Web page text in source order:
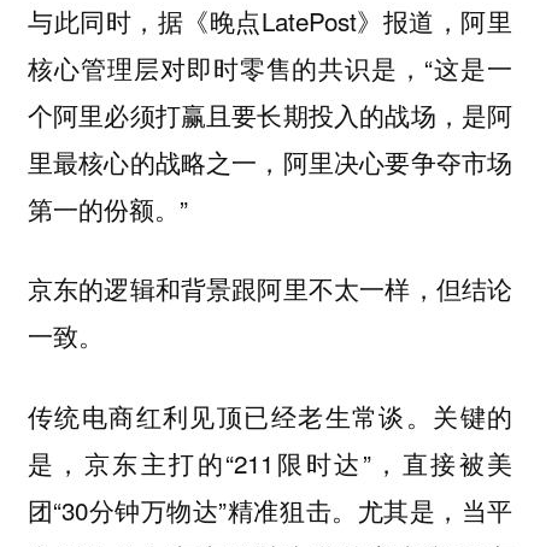
与此同时，据《晚点LatePost》报道，阿里
核心管理层对即时零售的共识是，“这是一
个阿里必须打赢且要长期投入的战场，是阿
里最核心的战略之一，阿里决心要争夺市场
第一的份额。”
京东的逻辑和背景跟阿里不太一样，但结论
一致。
传统电商红利见顶已经老生常谈。关键的
是，京东主打的“211限时达”，直接被美
团“30分钟万物达”精准狙击。尤其是，当平